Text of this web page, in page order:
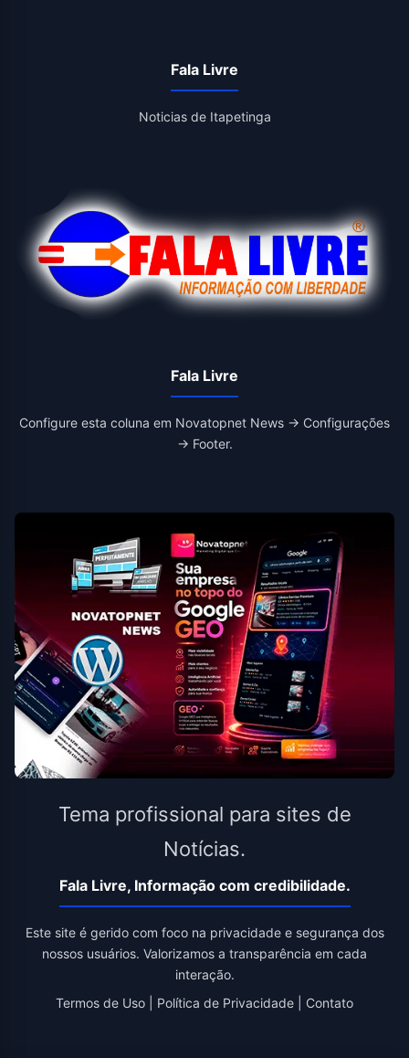
Fala Livre
Noticias de Itapetinga
Fala Livre
Configure esta coluna em Novatopnet News → Configurações
→ Footer.
Tema profissional para sites de
Notícias.
Fala Livre, Informação com credibilidade.
Este site é gerido com foco na privacidade e segurança dos
nossos usuários. Valorizamos a transparência em cada
interação.
Termos de Uso
Política de Privacidade Contato